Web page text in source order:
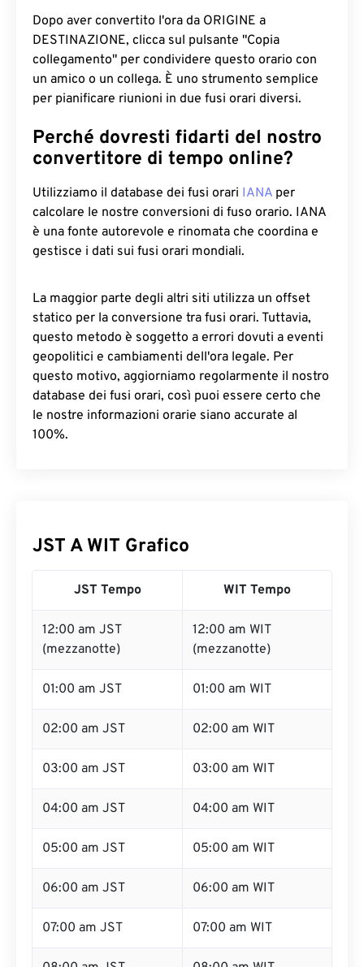
Dopo aver convertito l'ora da ORIGINE a
DESTINAZIONE, clicca sul pulsante "Copia
collegamento" per condividere questo orario con
un amico o un collega. È uno strumento semplice
per pianificare riunioni in due fusi orari diversi.
Perché dovresti fidarti del nostro
convertitore di tempo online?
Utilizziamo il database dei fusi orari IANA per
calcolare le nostre conversioni di fuso orario. IANA
è una fonte autorevole e rinomata che coordina e
gestisce i dati sui fusi orari mondiali.
La maggior parte degli altri siti utilizza un offset
statico per la conversione tra fusi orari. Tuttavia,
questo metodo è soggetto a errori dovuti a eventi
geopolitici e cambiamenti dell'ora legale. Per
questo motivo, aggiorniamo regolarmente il nostro
database dei fusi orari, così puoi essere certo che
le nostre informazioni orarie siano accurate al
100%.
JST A WIT Grafico
JST Tempo WIT Tempo
12:00 am JST
(mezzanotte)
12:00 am WIT
(mezzanotte)
01:00 am JST 01:00 am WIT
02:00 am JST 02:00 am WIT
03:00 am JST 03:00 am WIT
04:00 am JST 04:00 am WIT
05:00 am JST 05:00 am WIT
06:00 am JST 06:00 am WIT
07:00 am JST 07:00 am WIT